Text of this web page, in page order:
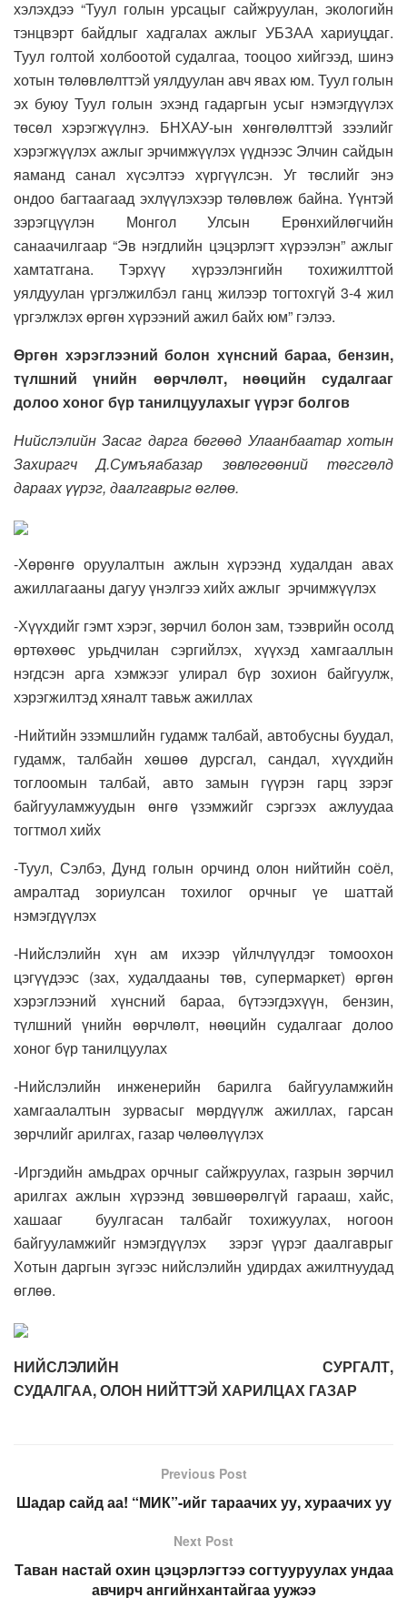
хэлэхдээ “Туул голын урсацыг сайжруулан, экологийн
тэнцвэрт байдлыг хадгалах ажлыг УБЗАА хариуцдаг.
Туул голтой холбоотой судалгаа, тооцоо хийгээд, шинэ
хотын төлөвлөлттэй уялдуулан авч явах юм. Туул голын
эх буюу Туул голын эхэнд гадаргын усыг нэмэгдүүлэх
төсөл хэрэгжүүлнэ. БНХАУ-ын хөнгөлөлттэй зээлийг
хэрэгжүүлэх ажлыг эрчимжүүлэх үүднээс Элчин сайдын
яаманд санал хүсэлтээ хүргүүлсэн. Уг төслийг энэ
ондоо багтаагаад эхлүүлэхээр төлөвлөж байна. Үүнтэй
зэрэгцүүлэн Монгол Улсын Ерөнхийлөгчийн
санаачилгаар “Эв нэгдлийн цэцэрлэгт хүрээлэн” ажлыг
хамтатгана. Тэрхүү хүрээлэнгийн тохижилттой
уялдуулан үргэлжилбэл ганц жилээр тогтохгүй 3-4 жил
үргэлжлэх өргөн хүрээний ажил байх юм” гэлээ.
Өргөн хэрэглээнийболон хүнсний бараа, бензин,
түлшний үнийн өөрчлөлт, нөөцийн судалгааг
долоо хоног бүр танилцуулахыг үүрэг болгов
Нийслэлийн Засаг дарга бөгөөд Улаанбаатар хотын
Захирагч Д.Сумъяабазар зөвлөгөөний төгсгөлд
дараах үүрэг, даалгаврыг өглөө.
-Хөрөнгө оруулалтын ажлын хүрээнд худалдан авах
ажиллагааны дагуу үнэлгээ хийх ажлыг эрчимжүүлэх
-Хүүхдийг гэмт хэрэг, зөрчил болон зам, тээврийн осолд
өртөхөөс урьдчилан сэргийлэх, хүүхэд хамгааллын
нэгдсэн арга хэмжээг улирал бүр зохион байгуулж,
хэрэгжилтэд хяналт тавьж ажиллах
-Нийтийн эзэмшлийн гудамж талбай, автобусны буудал,
гудамж, талбайн хөшөө дурсгал, сандал, хүүхдийн
тоглоомын талбай, авто замын гүүрэн гарц зэрэг
байгууламжуудын өнгө үзэмжийг сэргээх ажлуудаа
тогтмол хийх
-Туул, Сэлбэ, Дунд голын орчинд олон нийтийн соёл,
амралтад зориулсан тохилог орчныг үе шаттай
нэмэгдүүлэх
-Нийслэлийн хүн ам ихээр үйлчлүүлдэг томоохон
цэгүүдээс (зах, худалдааны төв, супермаркет) өргөн
хэрэглээний хүнсний бараа, бүтээгдэхүүн, бензин,
түлшний үнийн өөрчлөлт, нөөцийн судалгааг долоо
хоног бүр танилцуулах
-Нийслэлийн инженерийн барилга байгууламжийн
хамгаалалтын зурвасыг мөрдүүлж ажиллах, гарсан
зөрчлийг арилгах, газар чөлөөлүүлэх
-Иргэдийн амьдрах орчныг сайжруулах, газрын зөрчил
арилгах ажлын хүрээнд зөвшөөрөлгүй гарааш, хайс,
хашааг буулгасан талбайг тохижуулах, ногоон
байгууламжийг нэмэгдүүлэх зэрэг үүрэг даалгаврыг
Хотын даргын зүгээс нийслэлийн удирдах ажилтнуудад
өглөө.
НИЙСЛЭЛИЙН СУРГАЛТ,
СУДАЛГАА, ОЛОН НИЙТТЭЙ ХАРИЛЦАХ ГАЗАР
Previous Post
Шадар сайд аа! “МИК”-ийг тараачих уу, хураачих уу
Next Post
Таван настай охин цэцэрлэгтээ согтууруулах ундаа
авчирч ангийнхантайгаа уужээ